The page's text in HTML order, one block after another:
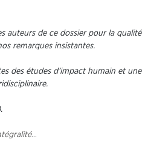
auteurs de ce dossier pour la qualité
remarques insistantes.
des études d’impact humain et une
…